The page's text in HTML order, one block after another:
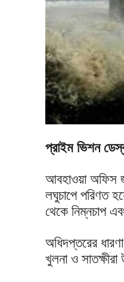
প্রাইম ভিশন
আবহাওয়া অফিস
লঘুচাপে পরিণত
থেকে নিম্নচাপ
অধিদপ্তরের
খুলনা ও